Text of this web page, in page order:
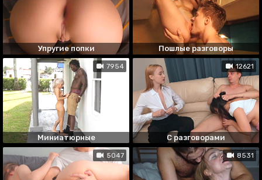
Упругие попки Пошлые разговоры
7954
Миниатюрные
12621
С разговорами
5047 8531